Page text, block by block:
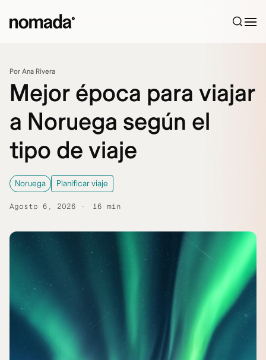
Por Ana Rivera
Mejor época para viajar
a Noruega según el
tipo de viaje
Noruega Planificar viaje
Agosto 6, 2026 16 min